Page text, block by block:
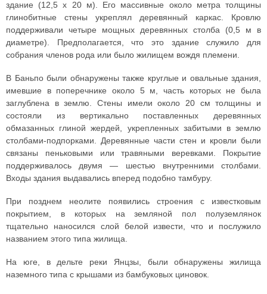
здание (12,5 x 20 м). Его массивные около метра толщины
глинобитные стены укреплял деревянный каркас. Кровлю
поддерживали четыре мощных деревянных столба (0,5 м в
диаметре). Предполагается, что это здание служило для
собрания членов рода или было жилищем вождя племени.
В Баньпо были обнаружены также круглые и овальные здания,
имевшие в поперечнике около 5 м, часть которых не была
заглублена в землю. Стены имели около 20 см толщины и
состояли из вертикально поставленных деревянных
обмазанных глиной жердей, укрепленных забитыми в землю
столбами-подпорками. Деревянные части стен и кровли были
связаны пеньковыми или травяными веревками. Покрытие
поддерживалось двумя — шестью внутренними столбами.
Входы здания выдавались вперед подобно тамбуру.
При позднем неолите появились строения с известковым
покрытием, в которых на земляной пол полуземлянок
тщательно наносился слой белой извести, что и послужило
названием этого типа жилища.
На юге, в дельте реки Янцзы, были обнаружены жилища
наземного типа с крышами из бамбуковых циновок.